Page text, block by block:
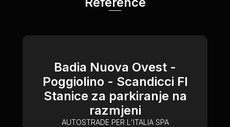
Badia Nuova Ovest -
Poggiolino - Scandicci FI
Stanice za parkiranje na
razmjeni
AUTOSTRADE PER L'ITALIA SPA